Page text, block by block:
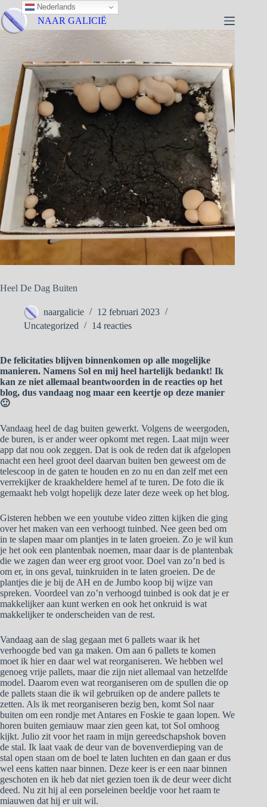
NAAR GALICIË
Heel De Dag Buiten
naargalicie
12 februari 2023
Uncategorized
14 reacties
De felicitaties blijven binnenkomen op alle mogelijke
manieren. Namens Sol en mij heel hartelijk bedankt! Ik
kan ze niet allemaal beantwoorden in de reacties op het
blog, dus vandaag nog maar een keertje op deze manier
🙂
Vandaag heel de dag buiten gewerkt. Volgens de weergoden,
de buren, is er ander weer opkomt met regen. Laat mijn weer
app dat nou ook zeggen. Dat is ook de reden dat ik afgelopen
nacht een heel groot deel daarvan buiten ben geweest om de
telescoop in de gaten te houden en zo nu en dan zelf met een
verrekijker de kraakheldere hemel af te turen. De foto die ik
gemaakt heb volgt hopelijk deze later deze week op het blog.
Gisteren hebben we een youtube video zitten kijken die ging
over het maken van een verhoogt tuinbed. Nee geen bed om
in te slapen maar om plantjes in te laten groeien. Zo je wil kun
je het ook een plantenbak noemen, maar daar is de plantenbak
die we zagen dan weer erg groot voor. Doel van zo’n bed is
om er, in ons geval, tuinkruiden in te laten groeien. De de
plantjes die je bij de AH en de Jumbo koop bij wijze van
spreken. Voordeel van zo’n verhoogd tuinbed is ook dat je er
makkelijker aan kunt werken en ook het onkruid is wat
makkelijker te onderscheiden van de rest.
Vandaag aan de slag gegaan met 6 pallets waar ik het
verhoogde bed van ga maken. Om aan 6 pallets te komen
moet ik hier en daar wel wat reorganiseren. We hebben wel
genoeg vrije pallets, maar die zijn niet allemaal van hetzelfde
model. Daarom even wat reorganiseren om de spullen die op
de pallets staan die ik wil gebruiken op de andere pallets te
zetten. Als ik met reorganiseren bezig ben, komt Sol naar
buiten om een rondje met Antares en Foskie te gaan lopen. We
horen buiten gemiauw maar zien geen kat, tot Sol omhoog
kijkt. Julio zit voor het raam in mijn gereedschapshok boven
de stal. Ik laat vaak de deur van de bovenverdieping van de
stal open staan om de boel te laten luchten en dan gaan er dus
wel eens katten naar binnen. Deze keer is er een naar binnen
geschoten en ik heb dat niet gezien toen ik de deur weer dicht
deed. Nu zit hij al een porseleinen beeldje voor het raam te
miauwen dat hij er uit wil.
Nederlands